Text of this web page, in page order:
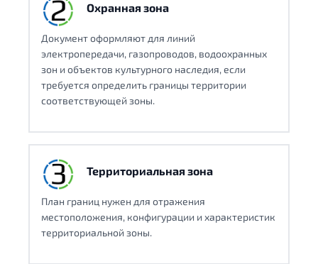
Охранная зона
Документ оформляют для линий
электропередачи, газопроводов, водоохранных
зон и объектов культурного наследия, если
требуется определить границы территории
соответствующей зоны.
Территориальная зона
План границ нужен для отражения
местоположения, конфигурации и характеристик
территориальной зоны.